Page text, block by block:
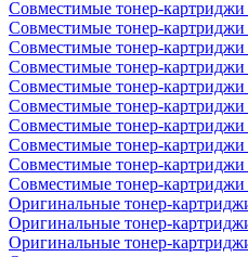
Совместимые тонер-картриджи
Совместимые тонер-
Совместимые тонер-картриджи
Совместимые тонер-картриджи
Совместимые тонер-
Совместимые тонер-
Совместимые тонер-
Совместимые тонер-
Совместимые тонер-картриджи
Совместимые тонер-
Оригинальные тонер-
Оригинальные тонер-
Оригинальные тонер-